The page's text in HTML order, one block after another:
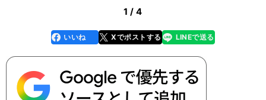
1 / 4
faceboo
k
いいね Xでポストする
line LINEで送る